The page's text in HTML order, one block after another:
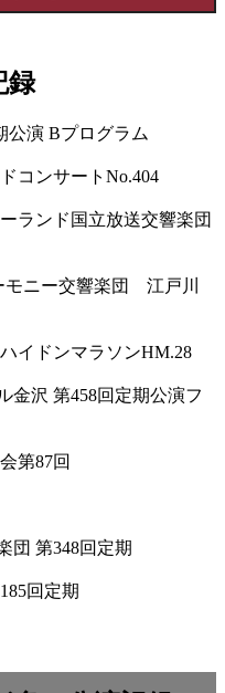
録
公演 Bプログラム
コンサートNo.404
ランド国立放送交響楽団
モニー交響楽団 江戸川
イドンマラソンHM.28
金沢 第458回定期公演フ
第87回
団 第348回定期
回定期